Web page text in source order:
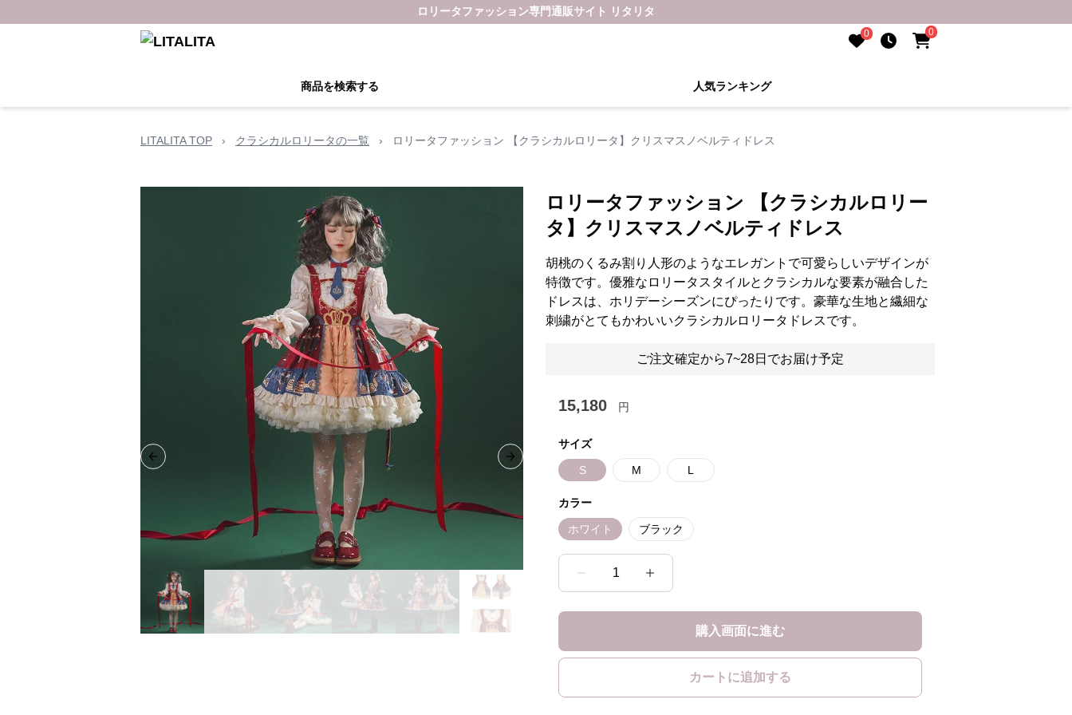
ロリータファッション専門通販サイト リタリタ
0 0
商品を検索する 人気ランキング
LITALITA TOP › クラシカルロリータの一覧 › ロリータファッション 【クラシカルロリータ】クリスマスノベルティドレス
Previous slide Next slide
ロリータファッション 【クラシカルロリー
タ】クリスマスノベルティドレス
胡桃のくるみ割り人形のようなエレガントで可愛らしいデザインが
特徴です。優雅なロリータスタイルとクラシカルな要素が融合した
ドレスは、ホリデーシーズンにぴったりです。豪華な生地と繊細な
刺繍がとてもかわいいクラシカルロリータドレスです。
ご注文確定から7~28日でお届け予定
15,180 円
サイズ
S M L
カラー
ホワイト ブラック
1
購入画面に進む
カートに追加する